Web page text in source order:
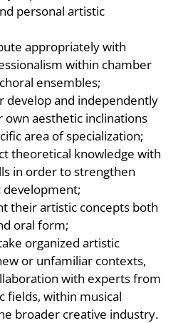
personal artistic
appropriately with
within chamber
ensembles;
and independently
own aesthetic inclinations
area of specialization;
theoretical knowledge with
in order to strengthen
their artistic concepts both
oral form;
organized artistic
or unfamiliar contexts,
with experts from
fields, within musical
broader creative industry.